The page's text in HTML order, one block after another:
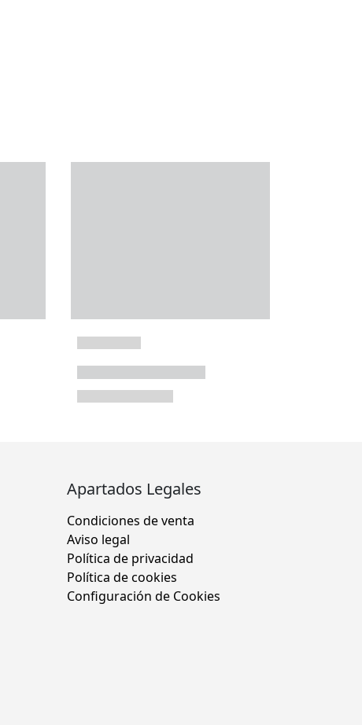
Apartados Legales
Condiciones de venta
Aviso legal
Política de privacidad
Política de cookies
Configuración de Cookies